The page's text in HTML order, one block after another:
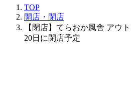
TOP
開店・閉店
【閉店】てらおか風舎 アウ
20日に閉店予定